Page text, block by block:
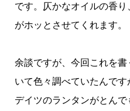
です。仄かなオイルの香
がホッとさせてくれます。
余談ですが、今回これを
いて色々調べていたんで
デイツのランタンがとん